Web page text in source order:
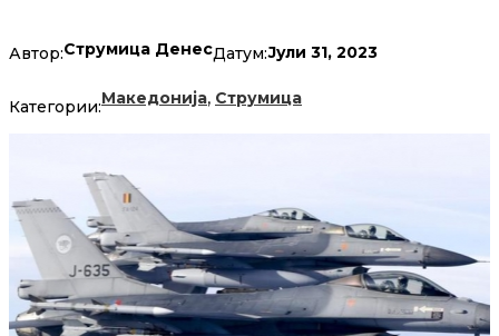
Автор:Струмица ДенесДатум:Јули 31, 2023
Категории:Македонија, Струмица